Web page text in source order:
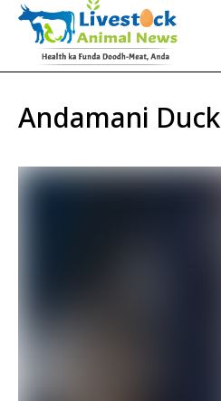
Andamani Duck